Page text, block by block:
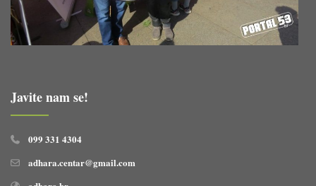
Javite nam se!
099 331 4304
adhara.centar@gmail.com